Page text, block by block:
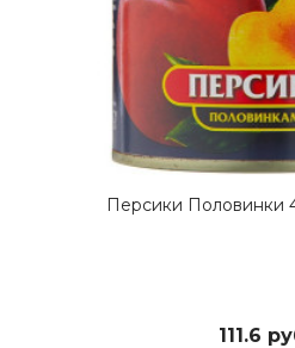
Персики Половинки
111.6